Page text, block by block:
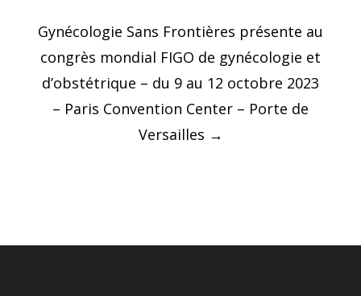
Post
navigation
Gynécologie Sans Frontières présente au
congrès mondial FIGO de gynécologie et
d’obstétrique – du 9 au 12 octobre 2023
– Paris Convention Center – Porte de
Versailles →